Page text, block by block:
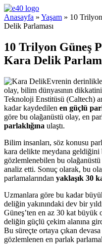
e40 Blog
Anasayfa » Yaşam » 10
Delik Parlaması
10 Trilyon Güneş
Kara Delik
Evrenin
olay, bilim dünyasının
Teknoloji Enstitüsü (Caltech)
kadar kaydedilen en güçlü
göre bu olağanüstü olay, en
parlaklığına ulaştı.
Bilim insanları, söz konusu
kara delikte meydana geldiğini
gözlemlenebilen bu
analiz etti. Sonuç olarak, bu
parlamalarından yaklaşık 30
Uzmanlara göre bu kadar
deliğin yakınındaki dev bir
Güneş’ten en az 30 kat büyük
deliğin güçlü çekim alanına
Bu süreçte ortaya çıkan
gözlemlenen en parlak